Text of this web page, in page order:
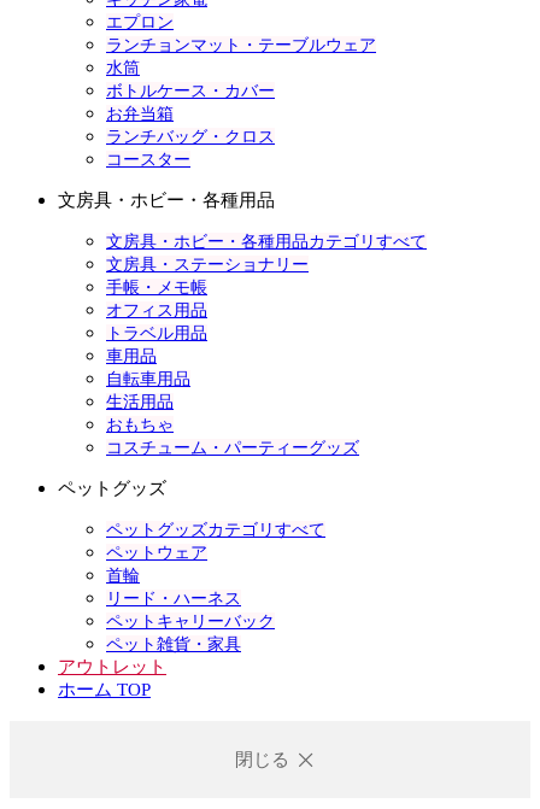
エプロン
ランチョンマット・テーブルウェア
水筒
ボトルケース・カバー
お弁当箱
ランチバッグ・クロス
コースター
文房具・ホビー・各種用品
文房具・ホビー・各種用品カテゴリすべて
文房具・ステーショナリー
手帳・メモ帳
オフィス用品
トラベル用品
車用品
自転車用品
生活用品
おもちゃ
コスチューム・パーティーグッズ
ペットグッズ
ペットグッズカテゴリすべて
ペットウェア
首輪
リード・ハーネス
ペットキャリーバック
ペット雑貨・家具
アウトレット
ホーム TOP
閉じる